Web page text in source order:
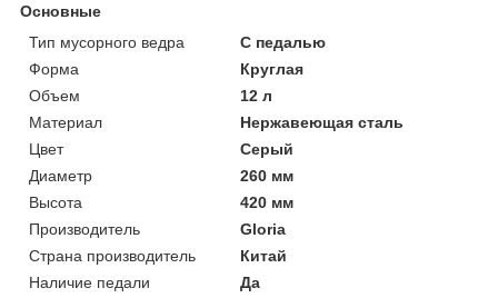
Основные
Тип мусорного ведра
С педалью
Форма
Круглая
Объем
12 л
Материал
Нержавеющая сталь
Цвет
Серый
Диаметр
260 мм
Высота
420 мм
Производитель
Gloria
Страна производитель
Китай
Наличие педали
Да